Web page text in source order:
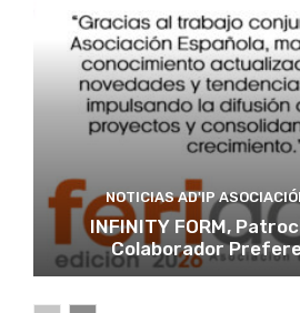
NOTICIAS AD'IP
INFINITY FORM,
Colaborador